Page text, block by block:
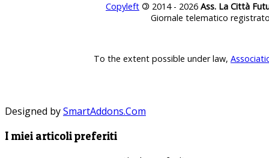
Copyleft © 2014 - 2026 Ass. La Città
Giornale telematico
To the extent possible under law,
Designed bySmartAddons.Com
I miei articoli preferiti